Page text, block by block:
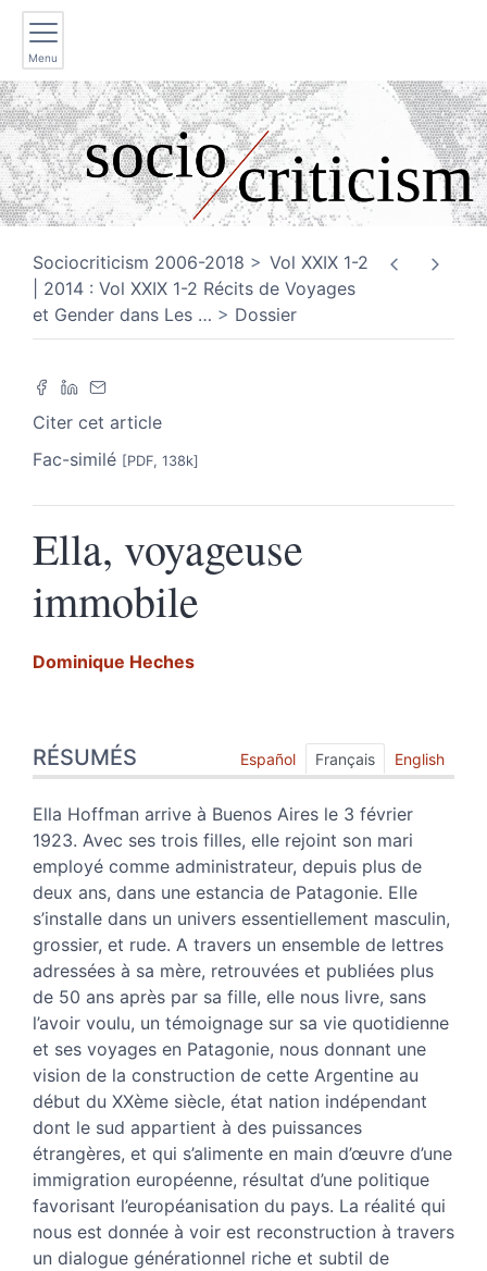
Menu
Sociocriticism 2006-2018
Vol XXIX 1-2
| 2014 : Vol XXIX 1-2 Récits de Voyages
et Gender dans Les … Dossier
Citer cet article
Fac-similé [PDF, 138k]
Ella, voyageuse
immobile
Dominique Heches
Index
Texte
Citer cet article
Auteur
RÉSUMÉS Español Français English
Ella Hoffman arrive à Buenos Aires le 3 février
1923. Avec ses trois filles, elle rejoint son mari
employé comme administrateur, depuis plus de
deux ans, dans une estancia de Patagonie. Elle
s’installe dans un univers essentiellement masculin,
grossier, et rude. A travers un ensemble de lettres
adressées à sa mère, retrouvées et publiées plus
de 50 ans après par sa fille, elle nous livre, sans
l’avoir voulu, un témoignage sur sa vie quotidienne
et ses voyages en Patagonie, nous donnant une
vision de la construction de cette Argentine au
début du XXème siècle, état nation indépendant
dont le sud appartient à des puissances
étrangères, et qui s’alimente en main d’œuvre d’une
immigration européenne, résultat d’une politique
favorisant l’européanisation du pays. La réalité qui
nous est donnée à voir est reconstruction à travers
un dialogue générationnel riche et subtil de